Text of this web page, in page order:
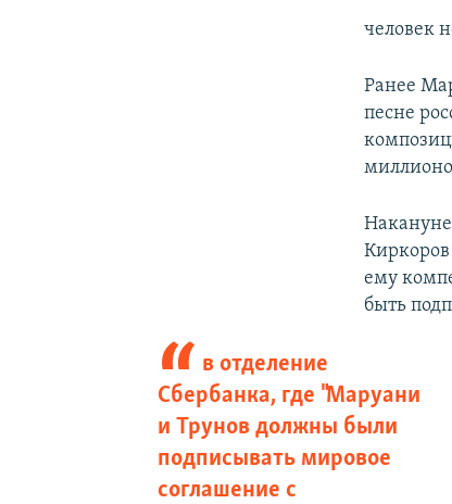
человек
Ранее
песне
Киркоров
ему
быть
в отделение
Сбербанка, где "Маруани
и Трунов должны были
подписывать мировое
соглашение с